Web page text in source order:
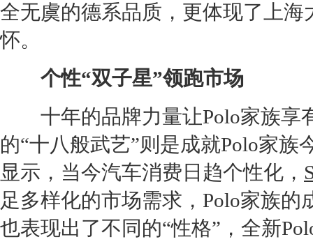
全无虞的德系品质，更体现了 上
怀。
个性“双子星”领跑市场
十年的品牌力量让Polo家族享
的“十八般武艺”则是成就Polo家族
显示，当今汽车消费日趋个性化，
足多样化的市场需求， Polo家族的
也表现出了不同的“性格”，全新